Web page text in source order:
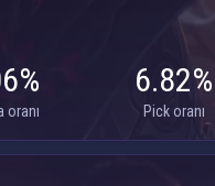
oranı
6.82%
Pick oranı